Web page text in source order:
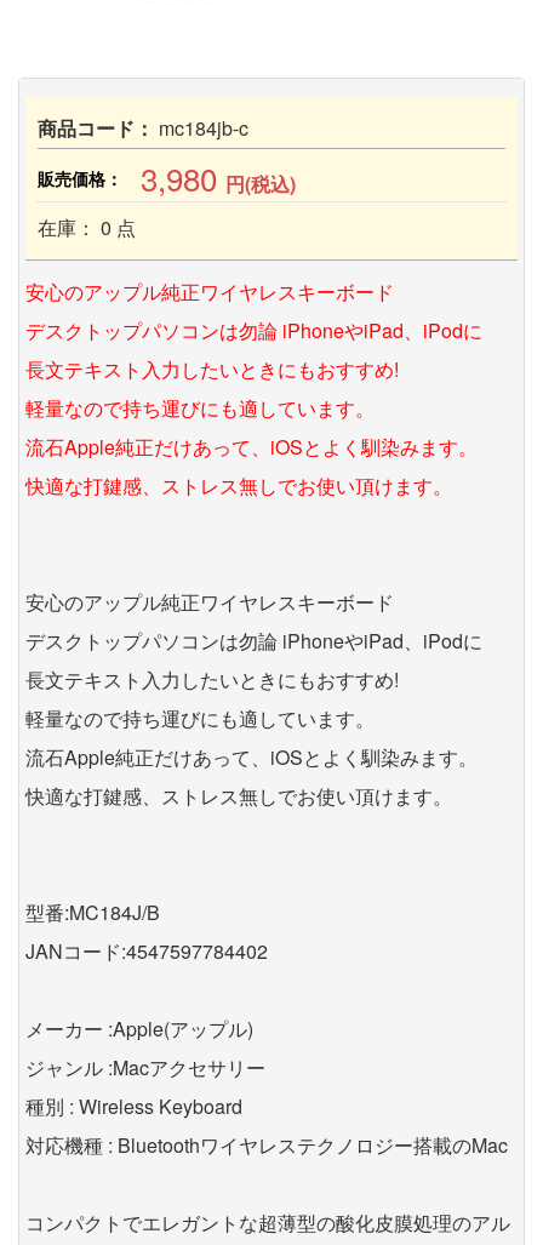
商品コード： mc184jb-c
販売価格： 3,980 円(税込)
在庫： 0 点
安心のアップル純正ワイヤレスキーボード
デスクトップパソコンは勿論 iPhoneやiPad、iPodに
長文テキスト入力したいときにもおすすめ!
軽量なので持ち運びにも適しています。
流石Apple純正だけあって、iOSとよく馴染みます。
快適な打鍵感、ストレス無しでお使い頂けます。
安心のアップル純正ワイヤレスキーボード
デスクトップパソコンは勿論 iPhoneやiPad、iPodに
長文テキスト入力したいときにもおすすめ!
軽量なので持ち運びにも適しています。
流石Apple純正だけあって、iOSとよく馴染みます。
快適な打鍵感、ストレス無しでお使い頂けます。
型番:MC184J/B
JANコード:4547597784402
メーカー :Apple(アップル)
ジャンル :Macアクセサリー
種別 : Wireless Keyboard
対応機種 : Bluetoothワイヤレステクノロジー搭載のMac
コンパクトでエレガントな超薄型の酸化皮膜処理のアル